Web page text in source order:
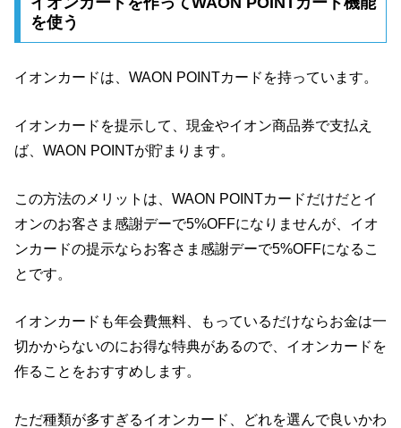
を使う
イオンカードは、WAON POINTカードを持っています。
イオンカードを提示して、現金やイオン商品券で支払え
ば、WAON POINTが貯まります。
この方法のメリットは、WAON POINTカードだけだとイ
オンのお客さま感謝デーで5%OFFになりませんが、イオ
ンカードの提示ならお客さま感謝デーで5%OFFになるこ
とです。
イオンカードも年会費無料、もっているだけならお金は一
切かからないのにお得な特典があるので、イオンカードを
作ることをおすすめします。
ただ種類が多すぎるイオンカード、どれを選んで良いかわ